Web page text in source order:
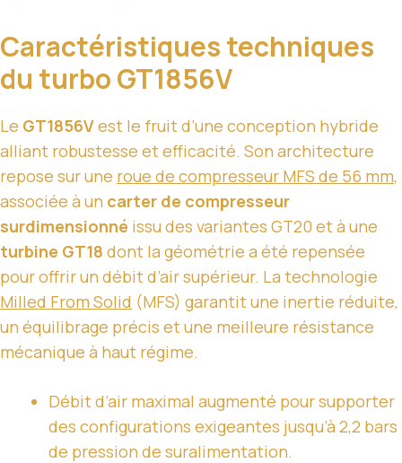
Caractéristiques techniques
du turbo GT1856V
Le GT1856Vest le fruit d’une conception hybride
alliant robustesse et efficacité. Son architecture
repose sur une roue de compresseur MFS de 56 mm,
associée à un carter de compresseur
surdimensionné issu des variantes GT20 et à une
turbine GT18 dont la géométrie a été repensée
pour offrir un débit d’air supérieur. La technologie
Milled From Solid (MFS) garantit une inertie réduite,
un équilibrage précis et une meilleure résistance
mécanique à haut régime.
Débit d’air maximal augmenté pour supporter
des configurations exigeantes jusqu’à 2,2 bars
de pression de suralimentation.